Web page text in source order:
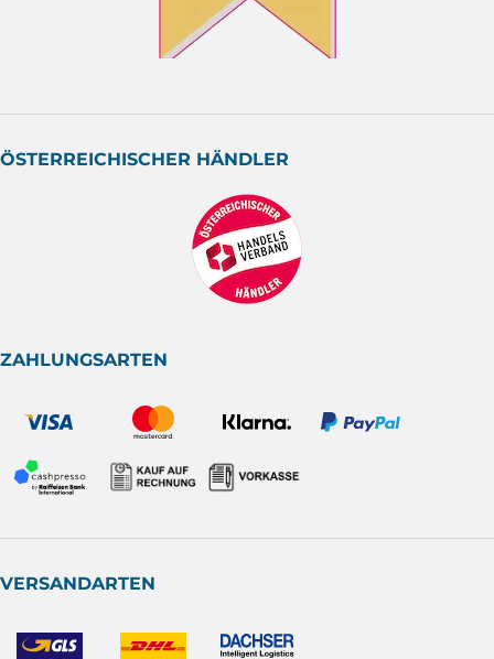
ÖSTERREICHISCHER HÄNDLER
ZAHLUNGSARTEN
VERSANDARTEN